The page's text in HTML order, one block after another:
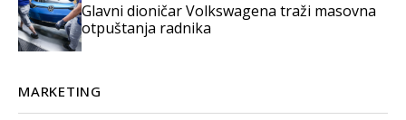
Glavni dioničar Volkswagena traži masovna
otpuštanja radnika
MARKETING